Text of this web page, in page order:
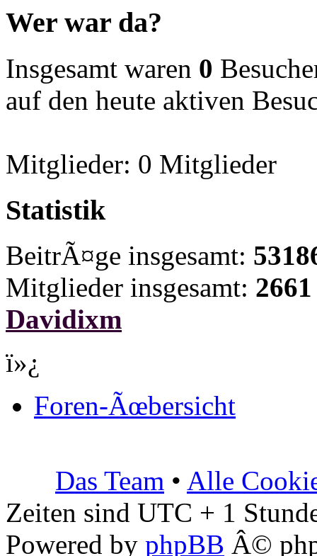
Wer war da?
Insgesamt waren 0
auf den heute aktiven
Mitglieder: 0 Mitglieder
Statistik
BeitrÃ¤ge insgesamt:
Mitglieder insgesamt: 2661
Davidixm
ï»¿
Foren-Ãœbersicht
Das Team • Alle
Zeiten sind UTC + 1
Powered by phpBB Â©